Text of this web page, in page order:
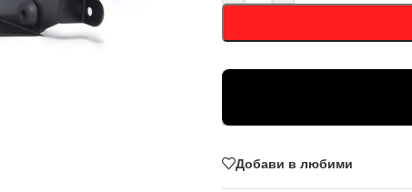
Добави в любими